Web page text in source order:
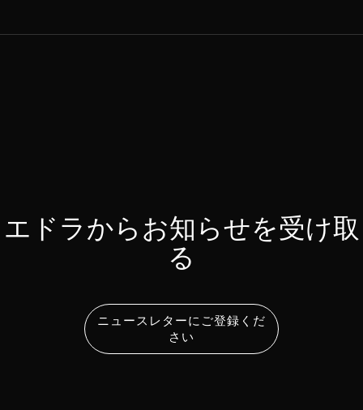
ニュースレターにご登録くだ
さい
エドラからお知らせを受け取
る